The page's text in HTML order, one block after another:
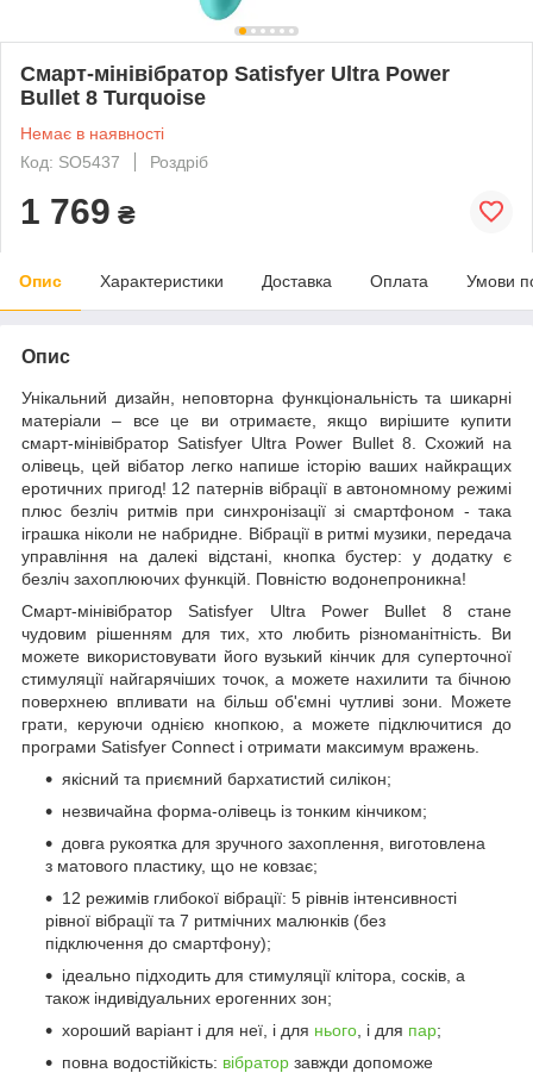
Смарт-мінівібратор Satisfyer Ultra Power
Bullet 8 Turquoise
Немає в наявності
Код: SO5437
Роздріб
1 769 ₴
Опис Характеристики Доставка Оплата Умови
Опис
Унікальний дизайн, неповторна функціональність та шикарні
матеріали – все це ви отримаєте, якщо вирішите купити
смарт-мінівібратор Satisfyer Ultra Power Bullet 8. Схожий на
олівець, цей вібатор легко напише історію ваших найкращих
еротичних пригод! 12 патернів вібрації в автономному режимі
плюс безліч ритмів при синхронізації зі смартфоном - така
іграшка ніколи не набридне. Вібрації в ритмі музики, передача
управління на далекі відстані, кнопка бустер: у додатку є
безліч захоплюючих функцій. Повністю водонепроникна!
Смарт-мінівібратор Satisfyer Ultra Power Bullet 8 стане
чудовим рішенням для тих, хто любить різноманітність. Ви
можете використовувати його вузький кінчик для суперточної
стимуляції найгарячіших точок, а можете нахилити та бічною
поверхнею впливати на більш об'ємні чутливі зони. Можете
грати, керуючи однією кнопкою, а можете підключитися до
програми Satisfyer Connect і отримати максимум вражень.
якісний та приємний бархатистий силікон;
незвичайна форма-олівець із тонким кінчиком;
довга рукоятка для зручного захоплення, виготовлена
з матового пластику, що не ковзає;
12 режимів глибокої вібрації: 5 рівнів інтенсивності
рівної вібрації та 7 ритмічних малюнків (без
підключення до смартфону);
ідеально підходить для стимуляції клітора, сосків, а
також індивідуальних ерогенних зон;
хороший варіант і для неї, і для нього , і для пар;
повна водостійкість: вібратор завжди допоможе